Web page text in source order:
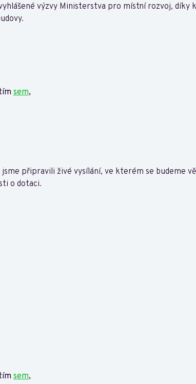
výzvy Ministerstva pro místní rozvoj,
sem,
jsme připravili živé vysílání, ve kterém se budeme
o dotaci.
sem,